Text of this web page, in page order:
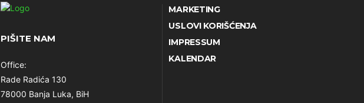
PIŠITE NAM
Office:
Rade Radića 130
78000 Banja Luka, BiH
MARKETING
USLOVI KORIŠĆENJA
IMPRESSUM
KALENDAR